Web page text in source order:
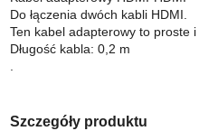
Do łączenia dwóch kabli HDMI.
Ten kabel adapterowy to proste
Długość kabla: 0,2 m
.
Szczegóły produktu